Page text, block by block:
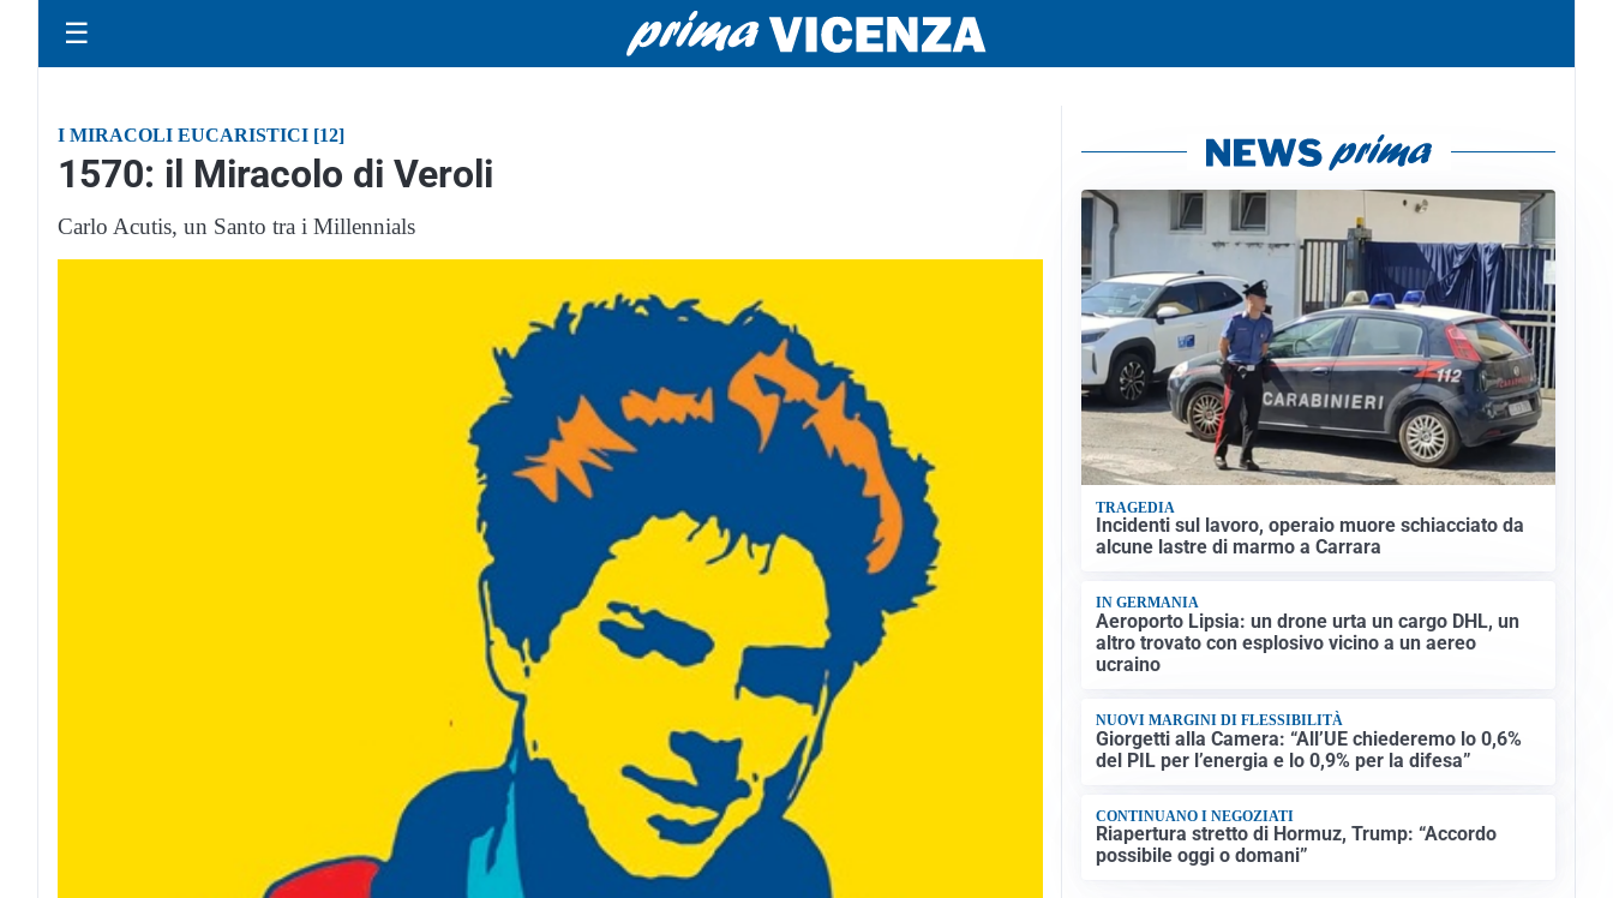
☰
I MIRACOLI EUCARISTICI [12]
1570: il Miracolo di Veroli
Carlo Acutis, un Santo tra i Millennials
TRAGEDIA
Incidenti sul lavoro, operaio muore schiacciato da
alcune lastre di marmo a Carrara
IN GERMANIA
Aeroporto Lipsia: un drone urta un cargo DHL, un
altro trovato con esplosivo vicino a un aereo
ucraino
NUOVI MARGINI DI FLESSIBILITÀ
Giorgetti alla Camera: “All’UE chiederemo lo 0,6%
del PIL per l’energia e lo 0,9% per la difesa”
CONTINUANO I NEGOZIATI
Riapertura stretto di Hormuz, Trump: “Accordo
possibile oggi o domani”